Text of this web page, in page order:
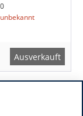
Ausverkauft